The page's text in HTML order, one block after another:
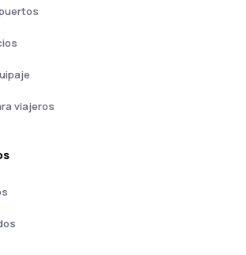
viajeros